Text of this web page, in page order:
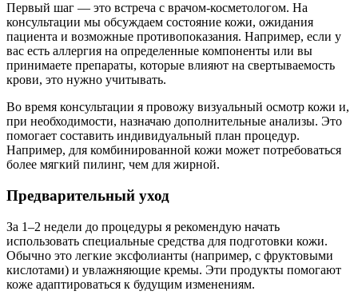
Первый шаг — это встреча с врачом-косметологом. На
консультации мы обсуждаем состояние кожи, ожидания
пациента и возможные противопоказания. Например, если у
вас есть аллергия на определенные компоненты или вы
принимаете препараты, которые влияют на свертываемость
крови, это нужно учитывать.
Во время консультации я провожу визуальный осмотр кожи и,
при необходимости, назначаю дополнительные анализы. Это
помогает составить индивидуальный план процедур.
Например, для комбинированной кожи может потребоваться
более мягкий пилинг, чем для жирной.
Предварительный уход
За 1–2 недели до процедуры я рекомендую начать
использовать специальные средства для подготовки кожи.
Обычно это легкие эксфолианты (например, с фруктовыми
кислотами) и увлажняющие кремы. Эти продукты помогают
коже адаптироваться к будущим изменениям.